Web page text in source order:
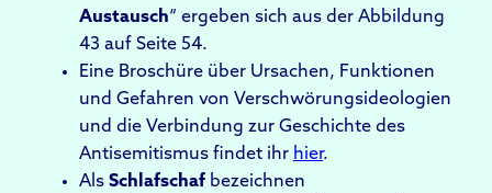
Austausch“ ergeben sich aus der Abbildung
43 auf Seite 54.
Eine Broschüre über Ursachen, Funktionen
und Gefahren von Verschwörungsideologien
und die Verbindung zur Geschichte des
Antisemitismus findet ihr hier.
Als Schlafschaf bezeichnen